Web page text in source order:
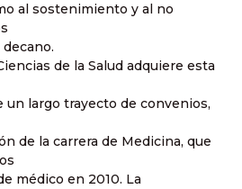
al sostenimiento y al no
de la Salud adquiere esta
un largo trayecto de convenios,
de la carrera de Medicina, que
médico en 2010. La